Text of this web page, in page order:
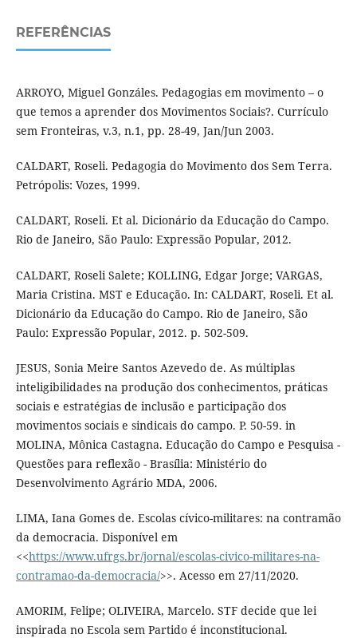
REFERÊNCIAS
ARROYO, Miguel Gonzáles. Pedagogias em movimento – o
que temos a aprender dos Movimentos Sociais?. Currículo
sem Fronteiras, v.3, n.1, pp. 28-49, Jan/Jun 2003.
CALDART, Roseli. Pedagogia do Movimento dos Sem Terra.
Petrópolis: Vozes, 1999.
CALDART, Roseli. Et al. Dicionário da Educação do Campo.
Rio de Janeiro, São Paulo: Expressão Popular, 2012.
CALDART, Roseli Salete; KOLLING, Edgar Jorge; VARGAS,
Maria Cristina. MST e Educação. In: CALDART, Roseli. Et al.
Dicionário da Educação do Campo. Rio de Janeiro, São
Paulo: Expressão Popular, 2012. p. 502-509.
JESUS, Sonia Meire Santos Azevedo de. As múltiplas
inteligibilidades na produção dos conhecimentos, práticas
sociais e estratégias de inclusão e participação dos
movimentos sociais e sindicais do campo. P. 50-59. in
MOLINA, Mônica Castagna. Educação do Campo e Pesquisa -
Questões para reflexão - Brasília: Ministério do
Desenvolvimento Agrário MDA, 2006.
LIMA, Iana Gomes de. Escolas cívico-militares: na contramão
da democracia. Disponível em
<<https://www.ufrgs.br/jornal/escolas-civico-militares-na-
contramao-da-democracia/>>. Acesso em 27/11/2020.
AMORIM, Felipe; OLIVEIRA, Marcelo. STF decide que lei
inspirada no Escola sem Partido é inconstitucional.